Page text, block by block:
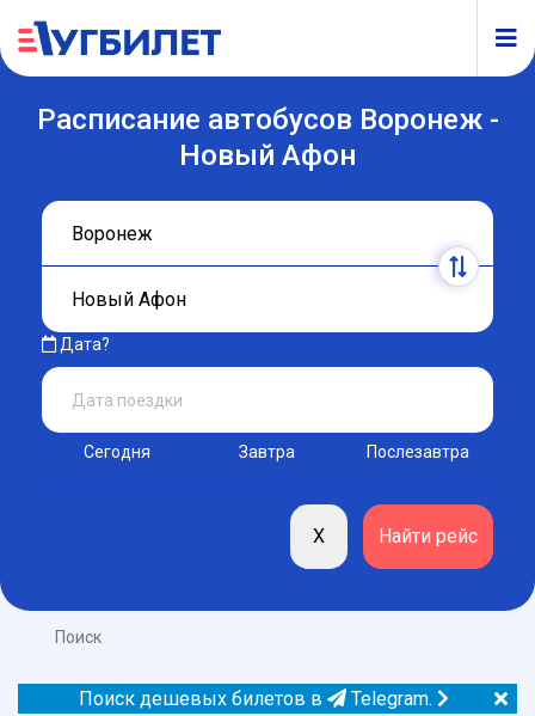
Расписание автобусов Воронеж -
Новый Афон
Дата?
Сегодня Завтра Послезавтра
Поиск
Поиск дешевых билетов в Telegram.